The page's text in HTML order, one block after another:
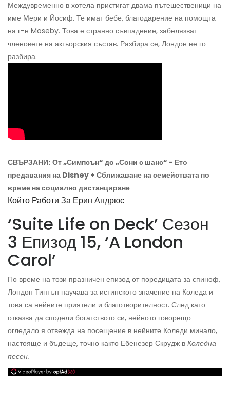
Междувременно в хотела пристигат двама пътешественици на
име Мери и Йосиф. Те имат бебе, благодарение на помощта
на г-н Moseby. Това е странно съвпадение, забелязват
членовете на актьорския състав. Разбира се, Лондон не го
разбира.
СВЪРЗАНИ: От „Симпсън“ до „Сони с шанс“ - Ето
предавания на Disney + Сближаване на семействата по
време на социално дистанциране
Който Работи За Ерин Андрюс
‘Suite Life on Deck’ Сезон
3 Епизод 15, ‘A London
Carol’
По време на този празничен епизод от поредицата за спиноф,
Лондон Типтън научава за истинското значение на Коледа и
това са нейните приятели и благотворителност. След като
отказва да сподели богатството си, нейното говорещо
огледало я отвежда на посещение в нейните Коледи минало,
настояще и бъдеще, точно както Ебенезер Скрудж в Коледна
песен.